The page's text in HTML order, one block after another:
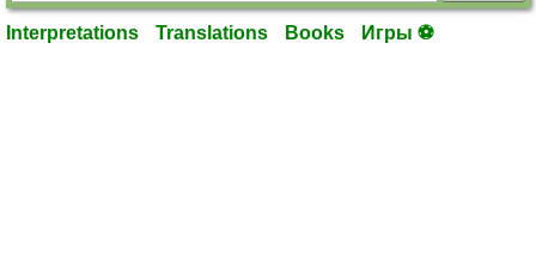
Interpretations Translations Books Игры ⚽